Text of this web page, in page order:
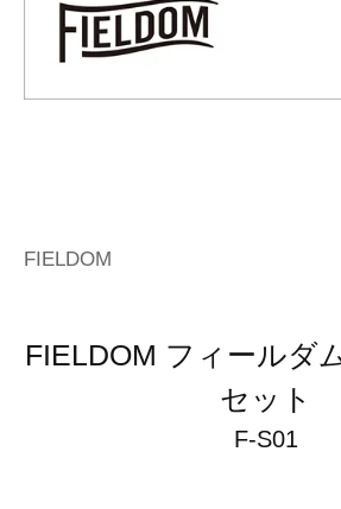
FIELDOM
FIELDOM フィールダ
セット
F-S01